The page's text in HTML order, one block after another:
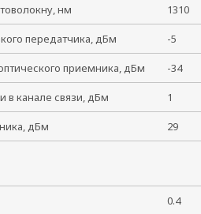
нм 1310
передатчика, дБм -5
приемника, дБм -34
в канале связи, дБм 1
дБм 29
0.4